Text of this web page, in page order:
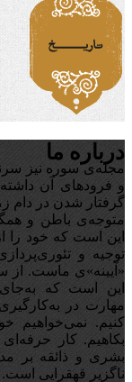
درباره ما
مجله‌ی سوره نیز
و فرودهای آن داشته
گرفتار شدن در دام
متوجه‌ی باطن و
این است که خود را
توجیه‌ و
«آیینه‌»ی ماست. از
این است که
مهارت در
کنیم. نمی‌خواهیم
بکاهیم. کار
بشری و ذائقه بر
ناگزیر قهقرایی است.